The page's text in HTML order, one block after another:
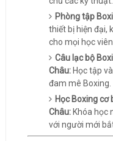
Phòng tập
thiết bị hiện đại,
cho mọi học viên.
Câu lạc bộ
Châu:Học tập
đam mê Boxing.
Học Boxing cơ
Châu:Khóa học
với người mới